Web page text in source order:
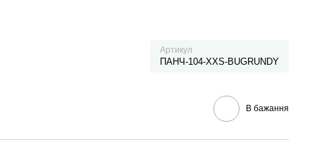
Артикул
ПАНЧ-104-XXS-BUGRUNDY
В бажання